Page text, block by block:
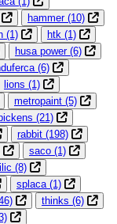
hammer (10)
(1) htk (1)
husa power (6)
(6)
lions (1)
metropaint (5)
(21)
rabbit (198)
saco (1)
(8)
splaca (1)
thinks (6)